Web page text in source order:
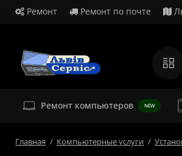
Ремонт Ремонт по почте
Ремонт компьютеров NEW
Главная Компьютерные услуги